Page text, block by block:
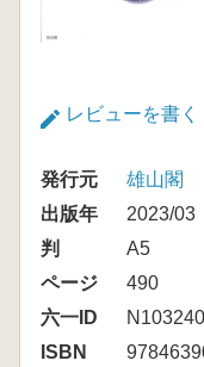
レビューを書く
発行元
雄山閣
出版年
2023/03
判
A5
ページ
490
六一ID
N103240
ISBN